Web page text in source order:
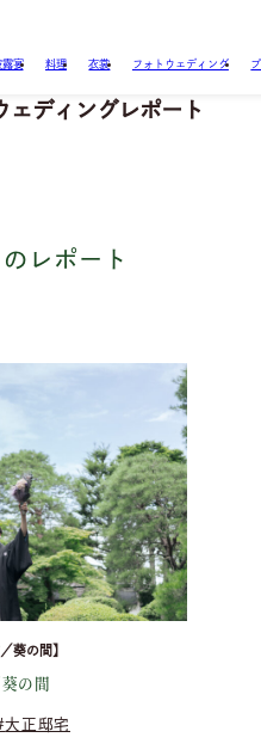
露宴 料理 衣裳 フォトウェディング
ェディングレポート
のレポート
葵の間】
の間
大正邸宅